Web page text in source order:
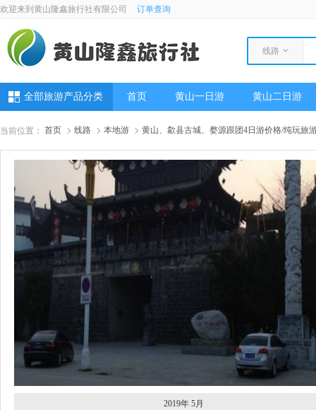
欢迎来到黄山隆鑫旅行社有限公司 订单查询
线路
全部旅游产品分类 首页 黄山一日游 黄山二日游
当前位置： 首页 线路 本地游 黄山、歙县古城、婺源跟团4日游价格/纯玩旅
2019年 5月